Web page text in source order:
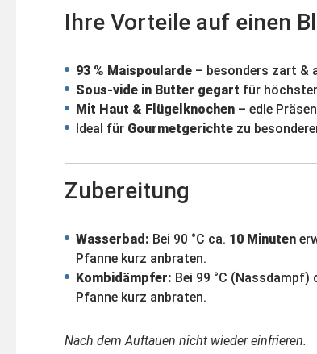
Ihre Vorteile auf einen
93 % Maispoularde – besonders zart &
Sous-vide in Butter gegart für
Mit Haut & Flügelknochen – edle
Ideal für Gourmetgerichte zu
Zubereitung
Wasserbad: Bei 90 °C ca. 10 Minuten
Pfanne kurz anbraten.
Kombidämpfer: Bei 99 °C (Nassdampf)
Pfanne kurz anbraten.
Nach dem Auftauen nicht wieder einfrieren.